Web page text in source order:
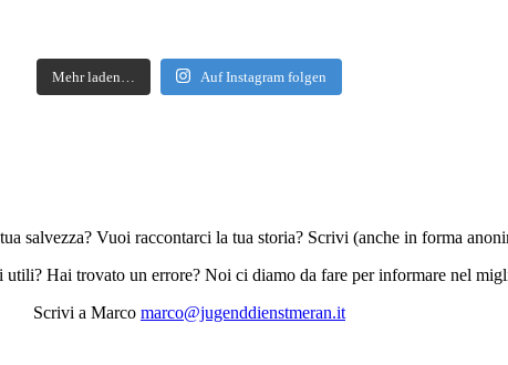
Mehr laden… Auf Instagram folgen
salvezza? Vuoi raccontarci la tua storia? Scrivi (anche in forma
Hai trovato un errore? Noi ci diamo da fare per informare nel
Scrivi a Marco marco@jugenddienstmeran.it